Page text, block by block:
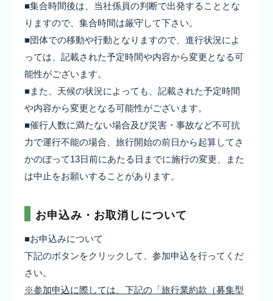
■集合時間後は、当社係員の判断で出発することとな
りますので、集合時間は厳守して下さい。
■団体での移動や行動となりますので、進行状況によ
っては、記載された予定時間や内容から変更となる可
能性がございます。
■また、天候の状況によっても、記載された予定時間
や内容から変更となる可能性がございます。
■催行人数に満たない場合及び災害・事故など不可抗
力で運行不能の場合、旅行開始の前日から起算してさ
かのぼって13日前にあたる日までに施行の変更、また
は中止をお願いすることがあります。
お申込み・お取消しについて
■お申込みについて
下記のボタンをクリックして、参加申込を行ってくだ
さい。
※参加申込に際しては、下記の「旅行業約款（募集型